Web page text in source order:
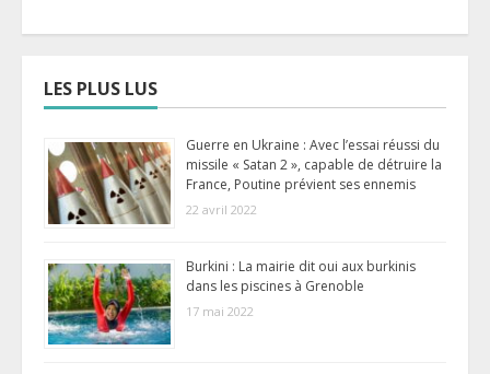
LES PLUS LUS
Guerre en Ukraine : Avec l’essai réussi du
missile « Satan 2 », capable de détruire la
France, Poutine prévient ses ennemis
22 avril 2022
Burkini : La mairie dit oui aux burkinis
dans les piscines à Grenoble
17 mai 2022